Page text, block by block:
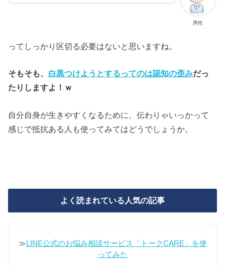
男性
ってしっかり区切る必要はないと思いますね。
そもそも、 白黒つけようとするってのは認知の歪みだっ
たりしますよ！ｗ
自分自身が生きやすくなるために、伝わりゃいっかって
感じで抵抗ある人も使ってみてはどうでしょうか。
よく読まれている人気の記事
≫ LINE公式のお悩み相談サービス「トークCARE」を使
ってみた